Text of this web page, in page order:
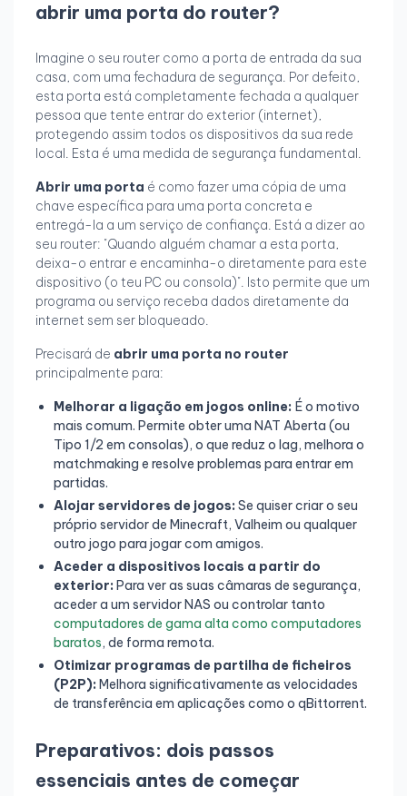
abrir uma porta do router?
Imagine o seu router como a porta de entrada da sua
casa, com uma fechadura de segurança. Por defeito,
esta porta está completamente fechada a qualquer
pessoa que tente entrar do exterior (internet),
protegendo assim todos os dispositivos da sua rede
local. Esta é uma medida de segurança fundamental.
Abrir uma porta é como fazer uma cópia de uma
chave específica para uma porta concreta e
entregá-la a um serviço de confiança. Está a dizer ao
seu router: "Quando alguém chamar a esta porta,
deixa-o entrar e encaminha-o diretamente para este
dispositivo (o teu PC ou consola)". Isto permite que um
programa ou serviço receba dados diretamente da
internet sem ser bloqueado.
Precisará de abrir uma porta no router
principalmente para:
Melhorar a ligação em jogos online: É o motivo
mais comum. Permite obter uma NAT Aberta (ou
Tipo 1/2 em consolas), o que reduz o lag, melhora o
matchmaking e resolve problemas para entrar em
partidas.
Alojar servidores de jogos: Se quiser criar o seu
próprio servidor de Minecraft, Valheim ou qualquer
outro jogo para jogar com amigos.
Aceder a dispositivos locais a partir do
exterior: Para ver as suas câmaras de segurança,
aceder a um servidor NAS ou controlar tanto
computadores de gama alta como computadores
baratos, de forma remota.
Otimizar programas de partilha de ficheiros
(P2P): Melhora significativamente as velocidades
de transferência em aplicações como o qBittorrent.
Preparativos: dois passos
essenciais antes de começar